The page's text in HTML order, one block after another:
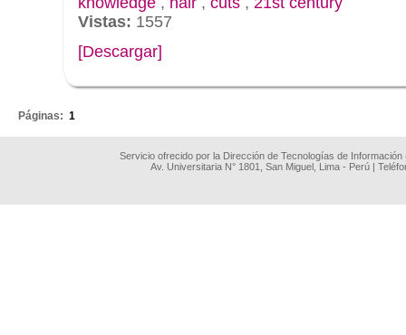
Vistas: 1557
[Descargar]
Páginas: 1
Servicio ofrecido por la Dirección de Tecnologías de
Av. Universitaria N° 1801, San Miguel, Lima - Perú |